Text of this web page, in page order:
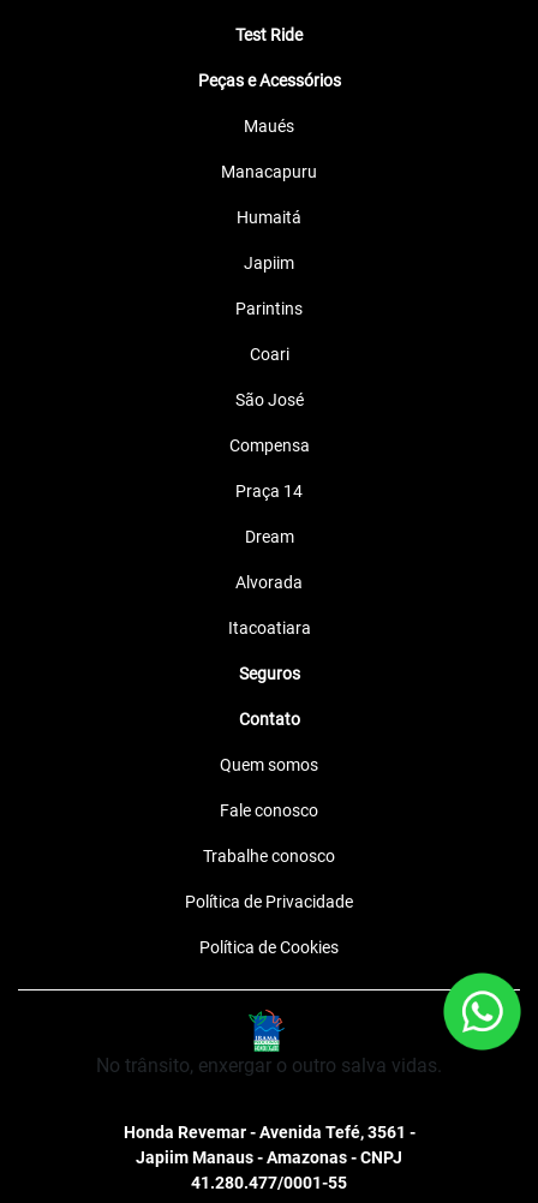
Test Ride
Peças e Acessórios
Maués
Manacapuru
Humaitá
Japiim
Parintins
Coari
São José
Compensa
Praça 14
Dream
Alvorada
Itacoatiara
Seguros
Contato
Quem somos
Fale conosco
Trabalhe conosco
Política de Privacidade
Política de Cookies
No trânsito, enxergar o outro salva vidas.